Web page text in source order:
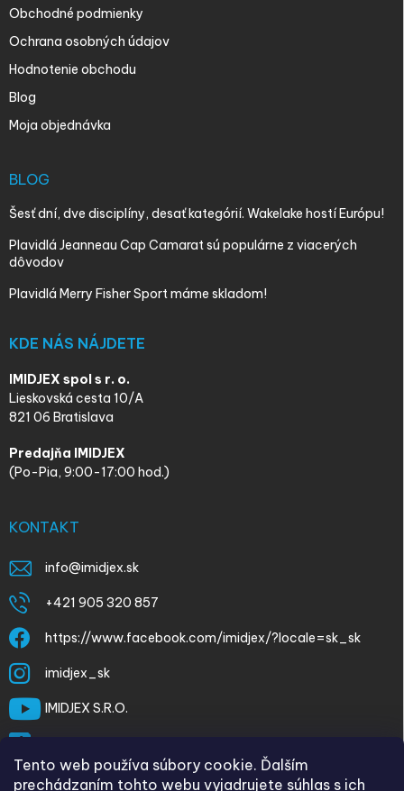
Tento web používa súbory cookie. Ďalším
prechádzaním tohto webu vyjadrujete súhlas s ich
Obchodné podmienky
Ochrana osobných údajov
Hodnotenie obchodu
Blog
Moja objednávka
BLOG
Šesť dní, dve disciplíny, desať kategórií. Wakelake hostí Európu!
Plavidlá Jeanneau Cap Camarat sú populárne z viacerých
dôvodov
Plavidlá Merry Fisher Sport máme skladom!
KDE NÁS NÁJDETE
IMIDJEX spol s r. o.
Lieskovská cesta 10/A
821 06 Bratislava
Predajňa IMIDJEX
(Po-Pia, 9:00-17:00 hod.)
KONTAKT
info@imidjex.sk
+421 905 320 857
https://www.facebook.com/imidjex/?locale=sk_sk
imidjex_sk
IMIDJEX S.R.O.